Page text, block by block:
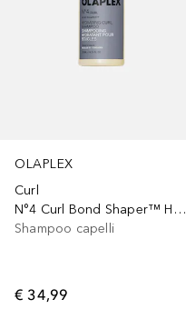
OLAPLEX
Curl
N°4 Curl Bond Shaper™ Hydrating
Shampoo capelli
€ 34,99